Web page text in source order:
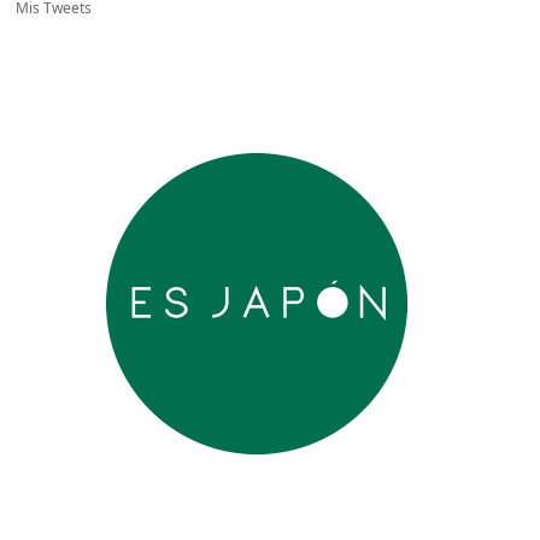
Mis Tweets